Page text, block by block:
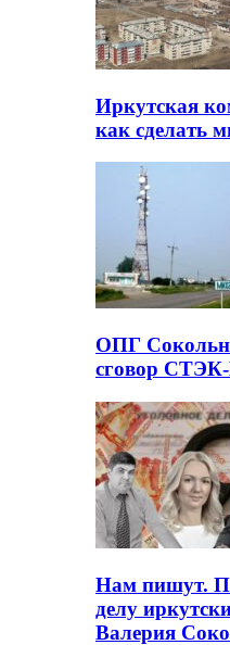
Иркутская
как сделать
ОПГ
сговор
Нам пишут.
делу
Валерия